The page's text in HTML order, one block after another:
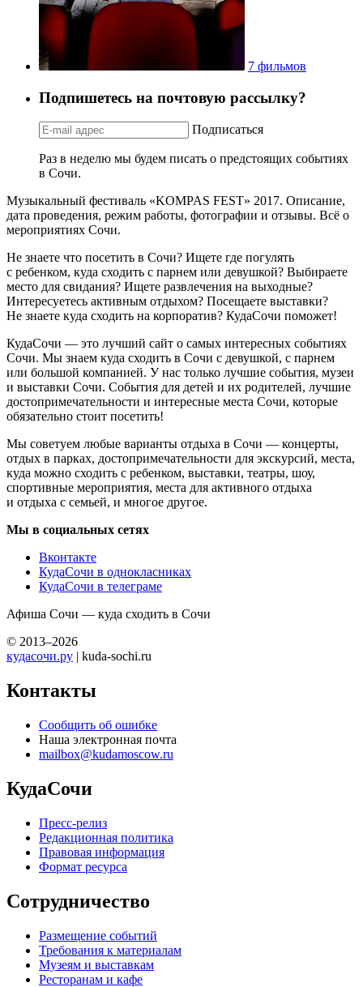
7 фильмов
Подпишетесь на почтовую рассылку?
Подписаться
Раз в неделю мы будем писать о предстоящих событиях
в Сочи.
Музыкальный фестиваль «KOMPAS FEST» 2017. Описание,
дата проведения, режим работы, фотографии и отзывы. Всё о
мероприятиях Сочи.
Не знаете что посетить в Сочи? Ищете где погулять
с ребенком, куда сходить с парнем или девушкой? Выбираете
место для свидания? Ищете развлечения на выходные?
Интересуетесь активным отдыхом? Посещаете выставки?
Не знаете куда сходить на корпоратив? КудаСочи поможет!
КудаСочи — это лучший сайт о самых интересных событиях
Сочи. Мы знаем куда сходить в Сочи с девушкой, с парнем
или большой компанией. У нас только лучшие события, музеи
и выставки Сочи. События для детей и их родителей, лучшие
достопримечательности и интересные места Сочи, которые
обязательно стоит посетить!
Мы советуем любые варианты отдыха в Сочи — концерты,
отдых в парках, достопримечательности для экскурсий, места,
куда можно сходить с ребенком, выставки, театры, шоу,
спортивные мероприятия, места для активного отдыха
и отдыха с семьей, и многое другое.
Мы в социальных сетях
Вконтакте
КудаСочи в однокласниках
КудаСочи в телеграме
Афиша Сочи — куда сходить в Сочи
© 2013–2026
кудасочи.ру | kuda-sochi.ru
Контакты
Сообщить об ошибке
Наша электронная почта
mailbox@kudamoscow.ru
КудаСочи
Пресс-релиз
Редакционная политика
Правовая информация
Формат ресурса
Сотрудничество
Размещение событий
Требования к материалам
Музеям и выставкам
Ресторанам и кафе